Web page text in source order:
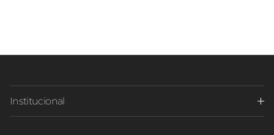
Institucional